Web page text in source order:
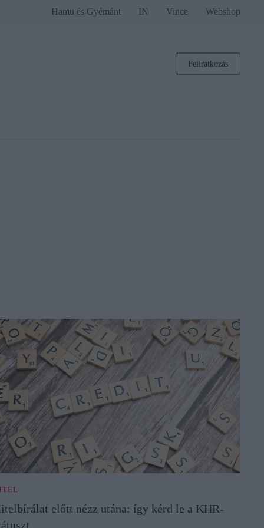
Hamu és Gyémánt IN Vince Webshop
Feliratkozás
előtt nézz utána: így kérd le a KHR-